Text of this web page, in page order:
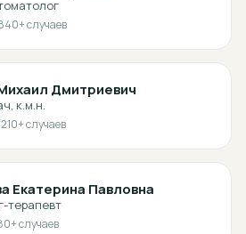
+ случаев
Дмитриевич
к.м.н.
+ случаев
Екатерина Павловна
терапевт
+ случаев